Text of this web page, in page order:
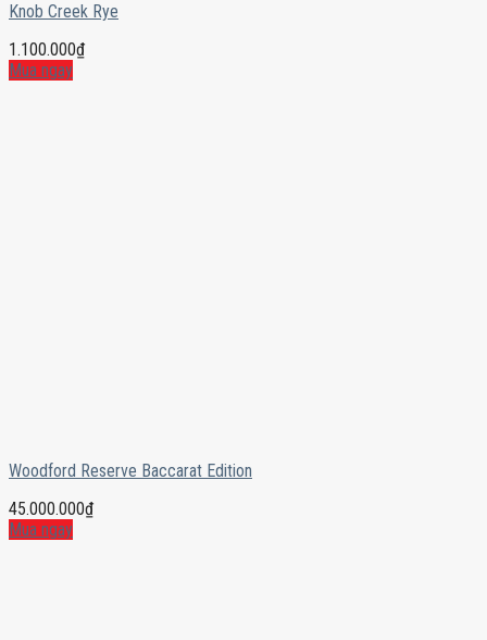
Knob Creek Rye
1.100.000₫
Mua ngay
Woodford Reserve Baccarat Edition
45.000.000₫
Mua ngay